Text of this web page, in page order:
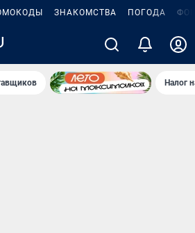
ЗНАКОМСТВА ПОГОДА
Налог